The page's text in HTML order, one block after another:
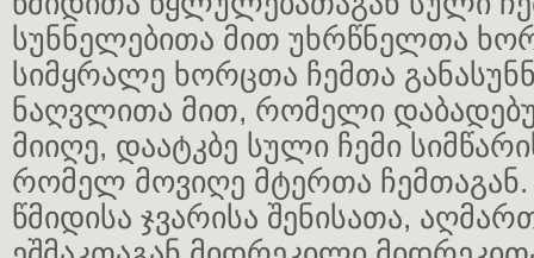
სუნნელებითა მით უხრწნელთა
სიმყრალე ხორცთა ჩემთა
ნაღვლითა მით, რომელი
მიიღე, დაატკბე სული ჩემი
რომელ მოვიღე მტერთა
წმიდისა ჯვარისა შენისათა,